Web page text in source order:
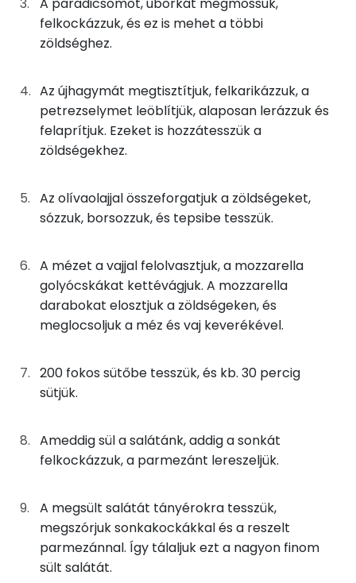
115gújhagyma
63gkígyóuborka
9 kcal
11g petrezselyem
6gvaj
45 kcal
0gsó
0 kcal
0gbors
0 kcal
25g
8gparmezán sajt 29 kcal
Nátrium
Foszfor
Magnézium
TOP vitaminok
Kolin:
E vitamin:
Lut-zea
Összesen 18.5 g
Zsír
Összesen
18.1 g
felkockázzuk, és ez is mehet a többi
zöldséghez.
Az újhagymát megtisztítjuk, felkarikázzuk, a
petrezselymet leöblítjük, alaposan lerázzuk és
felaprítjuk. Ezeket is hozzátesszük a
zöldségekhez.
Az olívaolajjal összeforgatjuk a zöldségeket,
sózzuk, borsozzuk, és tepsibe tesszük.
A mézet a vajjal felolvasztjuk, a mozzarella
golyócskákat kettévágjuk. A mozzarella
darabokat elosztjuk a zöldségeken, és
meglocsoljuk a méz és vaj keverékével.
200 fokos sütőbe tesszük, és kb. 30 percig
sütjük.
Ameddig sül a salátánk, addig a sonkát
felkockázzuk, a parmezánt lereszeljük.
A megsült salátát tányérokra tesszük,
megszórjuk sonkakockákkal és a reszelt
parmezánnal. Így tálaljuk ezt a nagyon finom
sült salátát.